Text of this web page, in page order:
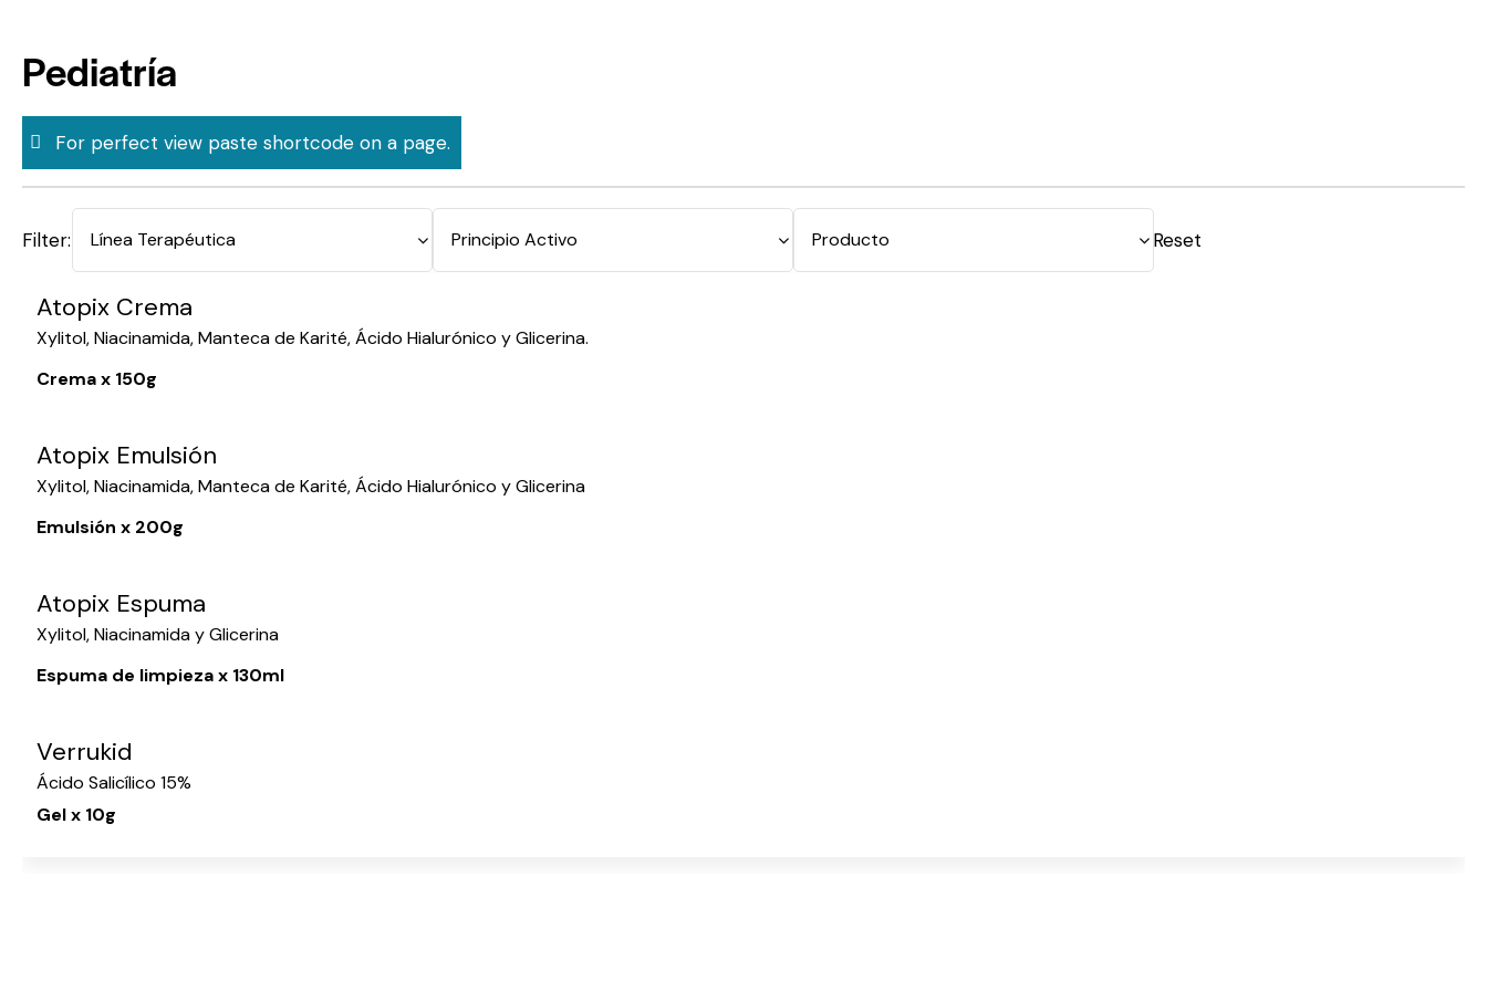
content
Pediatría
For perfect view paste shortcode on a page.
Filter: Reset
Atopix Crema
Xylitol, Niacinamida, Manteca de Karité, Ácido Hialurónico y Glicerina.
Crema x 150g
Atopix Emulsión
Xylitol, Niacinamida, Manteca de Karité, Ácido Hialurónico y Glicerina
Emulsión x 200g
Atopix Espuma
Xylitol, Niacinamida y Glicerina
Espuma de limpieza x 130ml
Verrukid
Ácido Salicílico 15%
Gel x 10g